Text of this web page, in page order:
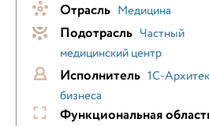
Отрасль Медицина
Подотрасль Частный
медицинский центр
Исполнитель 1С-
бизнеса
Функциональная